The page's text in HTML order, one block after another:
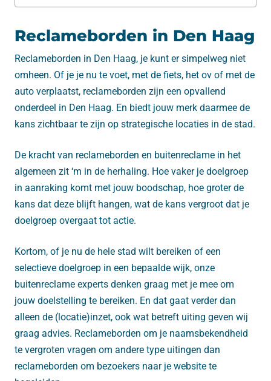
Reclameborden in Den Haag
Reclameborden in Den Haag, je kunt er simpelweg niet
omheen. Of je je nu te voet, met de fiets, het ov of met de
auto verplaatst, reclameborden zijn een opvallend
onderdeel in Den Haag. En biedt jouw merk daarmee de
kans zichtbaar te zijn op strategische locaties in de stad.
De kracht van reclameborden en buitenreclame in het
algemeen zit ‘m in de herhaling. Hoe vaker je doelgroep
in aanraking komt met jouw boodschap, hoe groter de
kans dat deze blijft hangen, wat de kans vergroot dat je
doelgroep overgaat tot actie.
Kortom, of je nu de hele stad wilt bereiken of een
selectieve doelgroep in een bepaalde wijk, onze
buitenreclame experts denken graag met je mee om
jouw doelstelling te bereiken. En dat gaat verder dan
alleen de (locatie)inzet, ook wat betreft uiting geven wij
graag advies. Reclameborden om je naamsbekendheid
te vergroten vragen om andere type uitingen dan
reclameborden om bezoekers naar je website te